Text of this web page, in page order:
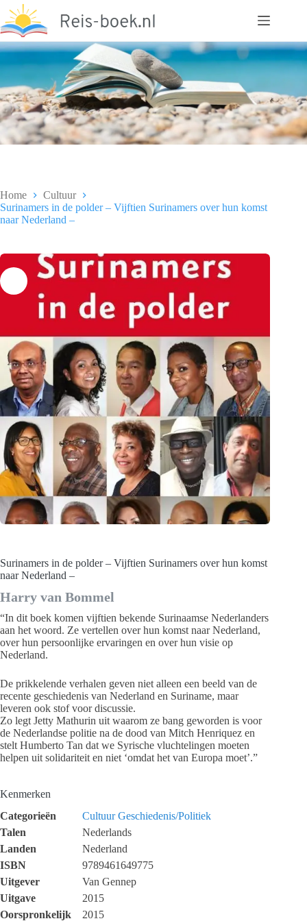
naar
de
inhoud
Home
Cultuur
Surinamers in de polder – Vijftien Surinamers over hun komst
naar Nederland –
Surinamers in de polder – Vijftien Surinamers over hun komst
naar Nederland –
Harry van Bommel
“In dit boek komen vijftien bekende Surinaamse Nederlanders
aan het woord. Ze vertellen over hun komst naar Nederland,
over hun persoonlijke ervaringen en over hun visie op
Nederland.
De prikkelende verhalen geven niet alleen een beeld van de
recente geschiedenis van Nederland en Suriname, maar
leveren ook stof voor discussie.
Zo legt Jetty Mathurin uit waarom ze bang geworden is voor
de Nederlandse politie na de dood van Mitch Henriquez en
stelt Humberto Tan dat we Syrische vluchtelingen moeten
helpen uit solidariteit en niet ‘omdat het van Europa moet’.”
Kenmerken
Categorieën
Cultuur Geschiedenis/Politiek
Talen
Nederlands
Landen
Nederland
ISBN
9789461649775
Uitgever
Van Gennep
Uitgave
2015
Oorspronkelijk
2015